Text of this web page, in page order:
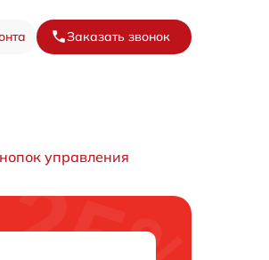
Заказать звонок
управления